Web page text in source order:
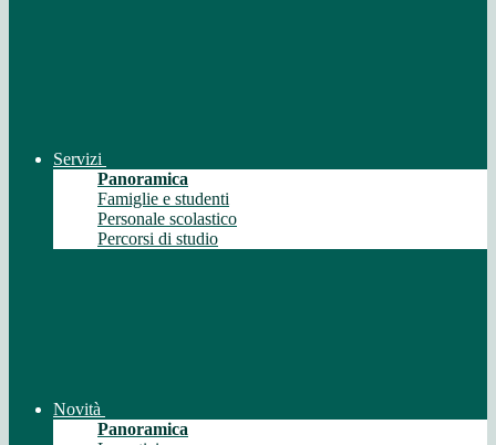
Servizi
Panoramica
Famiglie e studenti
Personale scolastico
Percorsi di studio
Novità
Panoramica